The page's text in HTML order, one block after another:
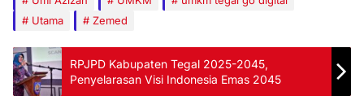
Utama
Zemed
RPJPD Kabupaten Tegal 2025-2045,
Penyelarasan Visi Indonesia Emas 2045